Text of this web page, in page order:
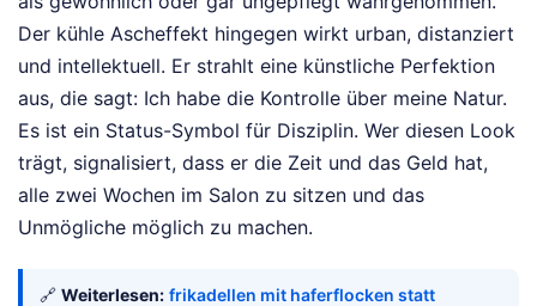
Der kühle Ascheffekt hingegen wirkt urban, distanziert
und intellektuell. Er strahlt eine künstliche Perfektion
aus, die sagt: Ich habe die Kontrolle über meine Natur.
Es ist ein Status-Symbol für Disziplin. Wer diesen Look
trägt, signalisiert, dass er die Zeit und das Geld hat,
alle zwei Wochen im Salon zu sitzen und das
Unmögliche möglich zu machen.
🔗 Weiterlesen: frikadellen mit haferflocken statt